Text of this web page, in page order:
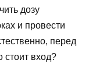
дозу
и провести
перед
стоит вход?